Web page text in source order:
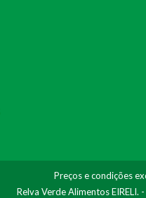
Preços e condições
Relva Verde Alimentos